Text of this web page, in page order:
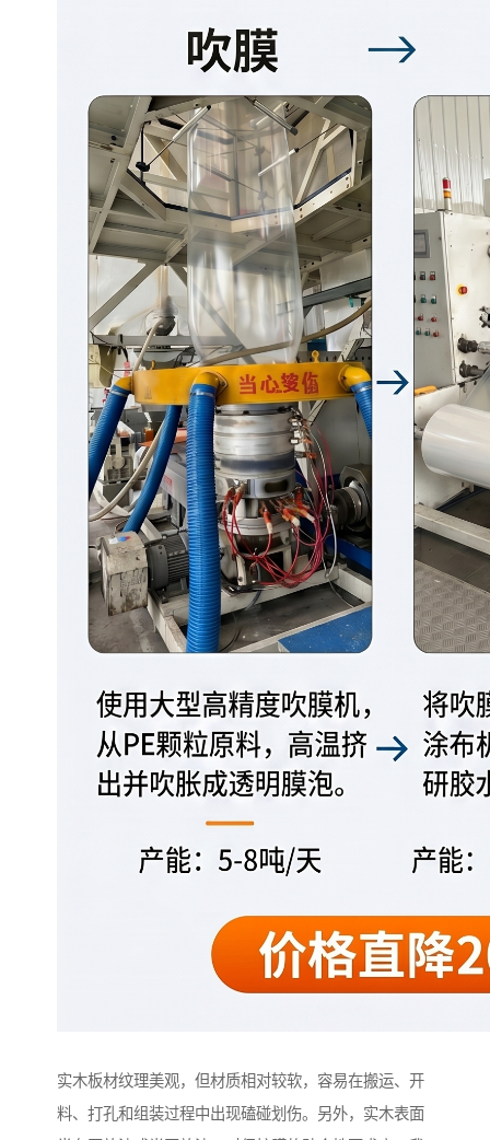
实木板材纹理美观，但材质相对较软，容易在搬运、开
料、打孔和组装过程中出现磕碰划伤。另外，实木表面